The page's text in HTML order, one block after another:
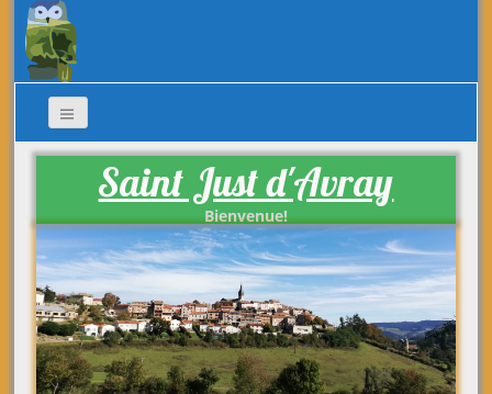
Saint Just d'Avray
Bienvenue!